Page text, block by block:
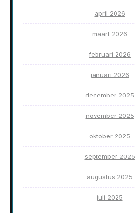
april 2026
maart 2026
februari 2026
januari 2026
december 2025
november 2025
oktober 2025
september 2025
augustus 2025
juli 2025